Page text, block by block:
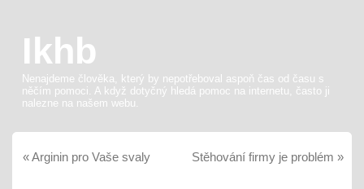
Ikhb
Nenajdeme člověka, který by nepotřeboval aspoň čas od času s
něčím pomoci. A když dotyčný hledá pomoc na internetu, často ji
nalezne na našem webu.
«Arginin pro Vaše svaly Stěhování firmy je problém »